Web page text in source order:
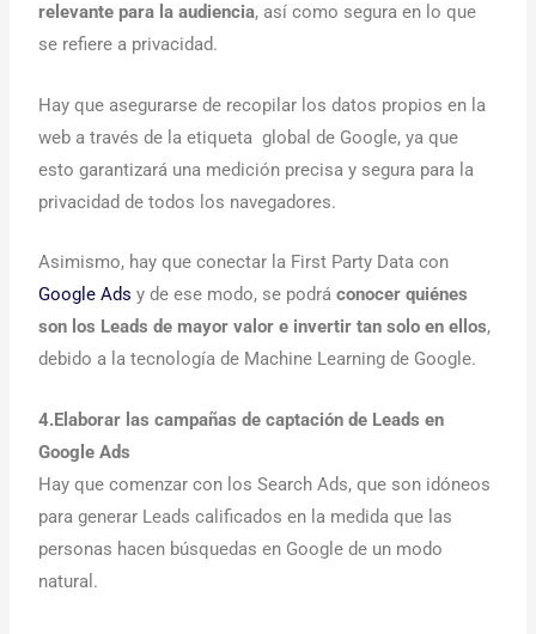
relevante para la audiencia, así como segura en lo que
se refiere a privacidad.
Hay que asegurarse de recopilar los datos propios en la
web a través de la etiqueta global de Google, ya que
esto garantizará una medición precisa y segura para la
privacidad de todos los navegadores.
Asimismo, hay que conectar la First Party Data con
Google Ads y de ese modo, se podráconocer quiénes
son los Leads de mayor valor e invertir tan solo en ellos,
debido a la tecnología de Machine Learning de Google.
4.Elaborar las campañas de captación de Leads en
Google Ads
Hay que comenzar con los Search Ads, que son idóneos
para generar Leads calificados en la medida que las
personas hacen búsquedas en Google de un modo
natural.